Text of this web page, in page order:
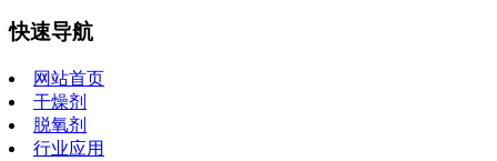
快速导航
网站首页
干燥剂
脱氧剂
行业应用